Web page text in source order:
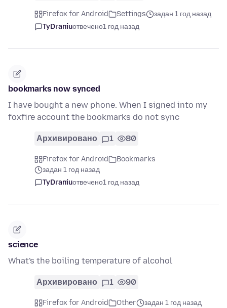
Firefox for Android Settings
задан 1 год назад
TyDraniuотвечено1 год назад
bookmarks now synced
I have bought a new phone. When I signed into my
foxfire account the bookmarks do not sync
Архивировано 1 80
Firefox for Android
Bookmarks
задан 1 год назад
TyDraniuотвечено1 год назад
science
What's the boiling temperature of alcohol
Архивировано 1 90
Firefox for Android Other
задан 1 год назад